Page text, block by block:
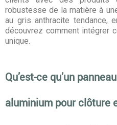
robustesse de la matière à
au gris anthracite tendance,
découvrez comment intégrer
unique.
Qu’est-ce qu’un
aluminium pour clôture